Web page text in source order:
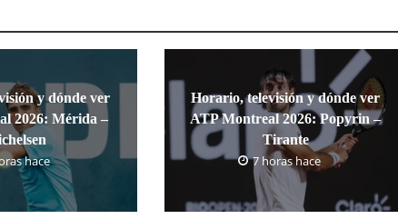
y dónde ver
2026: Mérida –
hace
Horario, televisión y dónde ver
ATP Montreal 2026: Popyrin –
Tirante
7 horas hace